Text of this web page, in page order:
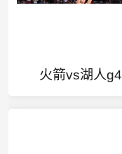
火箭vs湖人g4